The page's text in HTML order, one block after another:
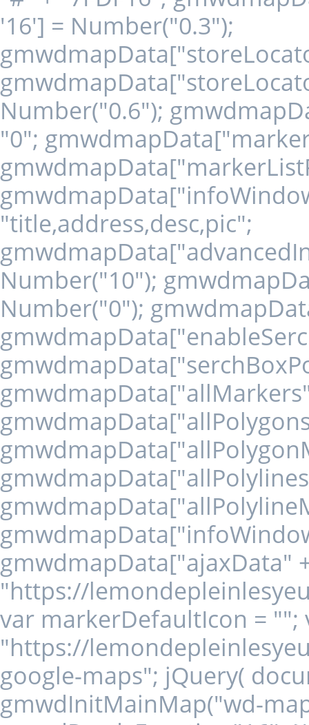
'16'] = Number("0.3");
Number("0.6");
"0";
"title,address,desc,pic";
Number("10");
Number("0");
gmwdmapData["ajaxData"
"https://
var markerDefaultIcon = "";
"https://
google-maps"; jQuery(
gmwdInitMainMap("wd-